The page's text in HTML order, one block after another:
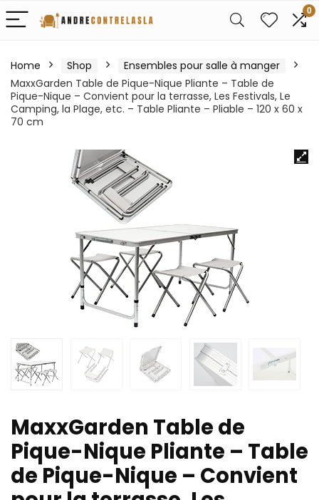
0
Home Shop
Ensembles pour salle à manger
MaxxGarden Table de Pique-Nique Pliante – Table de
Pique-Nique – Convient pour la terrasse, Les Festivals, Le
Camping, la Plage, etc. – Table Pliante – Pliable – 120 x 60 x
70 cm
MaxxGarden Table de
Pique-Nique Pliante – Table
de Pique-Nique – Convient